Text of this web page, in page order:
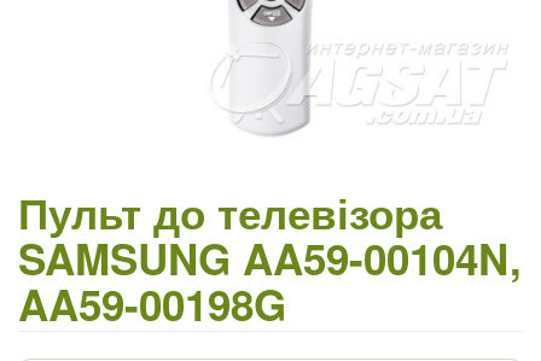
Пульт до телевізора
SAMSUNG AA59-00104N,
AA59-00198G